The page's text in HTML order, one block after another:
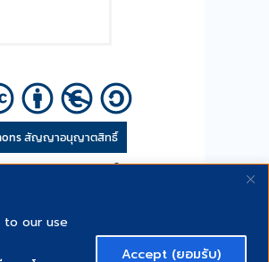
to our use
Accept (ยอมรับ)
สัญญาอนุญาตสิทธิ์
ยใต้สัญญาอนุญาตสิทธิ์